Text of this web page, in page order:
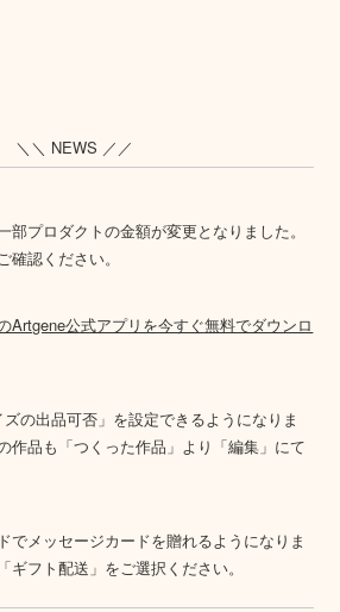
＼＼ NEWS ／／
部プロダクトの金額が変更となりました。
確認ください。
Artgene公式アプリを今すぐ無料でダウンロ
の出品可否」を設定できるようになりま
作品も「つくった作品」より「編集」にて
でメッセージカードを贈れるようになりま
ギフト配送」をご選択ください。